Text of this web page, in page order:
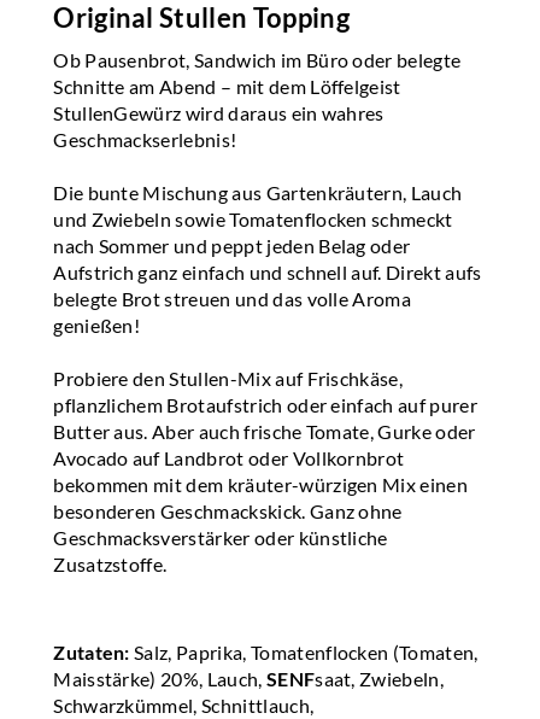
Original Stullen Topping
Ob Pausenbrot, Sandwich im Büro oder belegte
Schnitte am Abend – mit dem Löffelgeist
StullenGewürz wird daraus ein wahres
Geschmackserlebnis!
Die bunte Mischung aus Gartenkräutern, Lauch
und Zwiebeln sowie Tomatenflocken schmeckt
nach Sommer und peppt jeden Belag oder
Aufstrich ganz einfach und schnell auf. Direkt aufs
belegte Brot streuen und das volle Aroma
genießen!
Probiere den Stullen-Mix auf Frischkäse,
pflanzlichem Brotaufstrich oder einfach auf purer
Butter aus. Aber auch frische Tomate, Gurke oder
Avocado auf Landbrot oder Vollkornbrot
bekommen mit dem kräuter-würzigen Mix einen
besonderen Geschmackskick. Ganz ohne
Geschmacksverstärker oder künstliche
Zusatzstoffe.
Zutaten:Salz, Paprika, Tomatenflocken (Tomaten,
Maisstärke) 20%, Lauch, SENFsaat, Zwiebeln,
Schwarzkümmel, Schnittlauch,